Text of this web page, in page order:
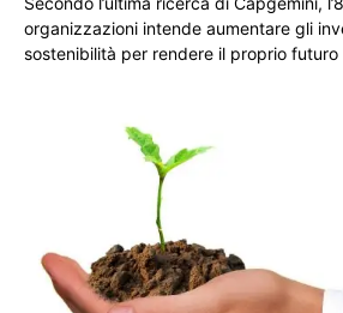
organizzazioni intende aumentare gli
sostenibilità per rendere il proprio futuro